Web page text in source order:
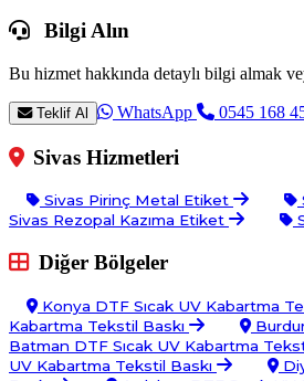
Bilgi Alın
Bu hizmet hakkında detaylı bilgi almak
Teklif Al WhatsApp 0545 168
Sivas Hizmetleri
Sivas Pirinç Metal Etiket
Sivas Rezopal Kazıma Etiket
Diğer Bölgeler
Konya DTF Sıcak UV Kabartma
Kabartma Tekstil Baskı
Batman DTF Sıcak UV Kabartma
UV Kabartma Tekstil Baskı